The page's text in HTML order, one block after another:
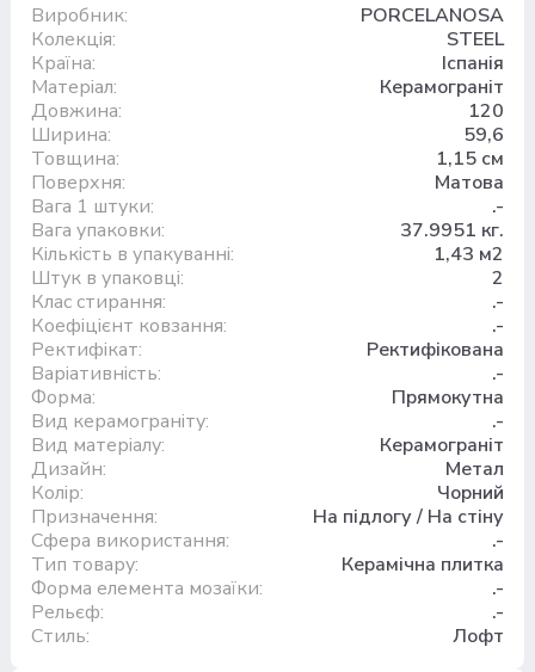
Виробник:
PORCELANOSA
Колекція:
STEEL
Країна:
Іспанія
Матеріал:
Керамограніт
Довжина:
120
Ширина:
59,6
Товщина:
1,15 см
Поверхня:
Матова
Вага 1 штуки:
.-
Вага упаковки:
37.9951 кг.
Кількість в упакуванні:
1,43 м2
Штук в упаковці:
2
Клас стирання:
.-
Коефіцієнт ковзання:
.-
Ректифікат:
Ректифікована
Варіативність:
.-
Форма:
Прямокутна
Вид керамограніту:
.-
Вид матеріалу:
Керамограніт
Дизайн:
Метал
Колір:
Чорний
Призначення:
На підлогу / На стіну
Сфера використання:
.-
Тип товару:
Керамічна плитка
Форма елемента мозаїки:
.-
Рельєф:
.-
Стиль:
Лофт